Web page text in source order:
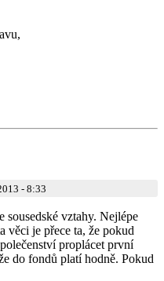
- 8:33
sousedské vztahy. Nejlépe
věci je přece ta, že pokud
proplácet první
do fondů platí hodně. Pokud